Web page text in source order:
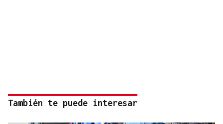
También te puede interesar